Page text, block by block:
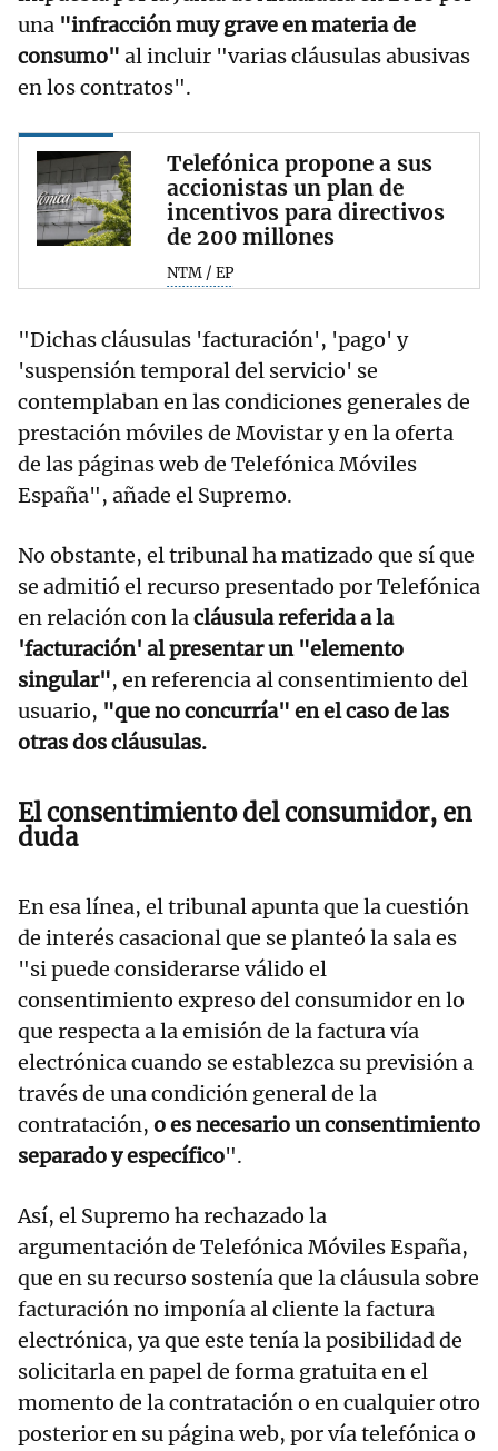
una "infracción muy grave en materia de
consumo" al incluir "varias cláusulas abusivas
en los contratos".
Telefónica propone a sus
accionistas un plan de
incentivos para directivos
de 200 millones
NTM / EP
"Dichas cláusulas 'facturación', 'pago' y
'suspensión temporal del servicio' se
contemplaban en las condiciones generales de
prestación móviles de Movistar y en la oferta
de las páginas web de Telefónica Móviles
España", añade el Supremo.
No obstante, el tribunal ha matizado que sí que
se admitió el recurso presentado por Telefónica
en relación con lacláusula referida a la
'facturación' al presentar un "elemento
singular", en referencia al consentimiento del
usuario, "que no concurría" en el caso de las
otras dos cláusulas.
El consentimiento del consumidor, en
duda
En esa línea, el tribunal apunta que la cuestión
de interés casacional que se planteó la sala es
"si puede considerarse válido el
consentimiento expreso del consumidor en lo
que respecta a la emisión de la factura vía
electrónica cuando se establezca su previsión a
través de una condición general de la
contratación, o es necesario un consentimiento
separado y específico".
Así, el Supremo ha rechazado la
argumentación de Telefónica Móviles España,
que en su recurso sostenía que la cláusula sobre
facturación no imponía al cliente la factura
electrónica, ya que este tenía la posibilidad de
solicitarla en papel de forma gratuita en el
momento de la contratación o en cualquier otro
posterior en su página web, por vía telefónica o